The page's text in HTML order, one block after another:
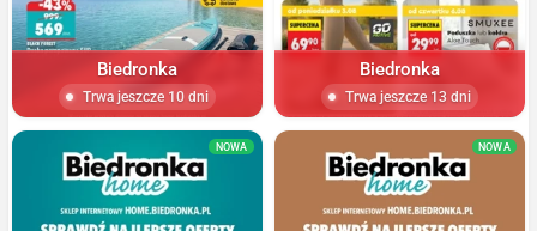
Biedronka
Trwa jeszcze 10 dni
Biedronka
Trwa jeszcze 13 dni
NOWA NOWA